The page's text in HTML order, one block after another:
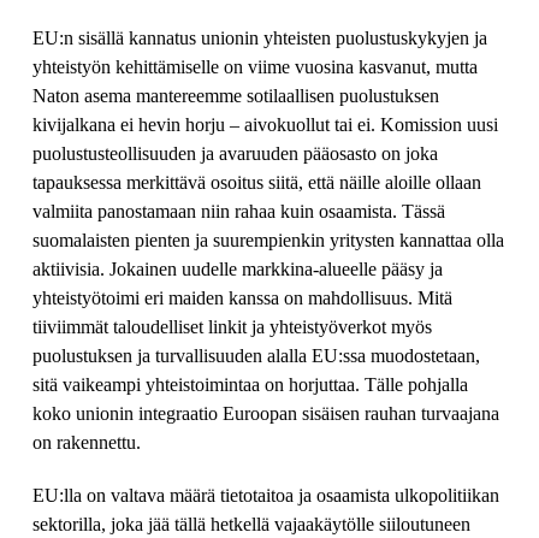
EU:n sisällä kannatus unionin yhteisten puolustuskykyjen ja
yhteistyön kehittämiselle on viime vuosina kasvanut, mutta
Naton asema mantereemme sotilaallisen puolustuksen
kivijalkana ei hevin horju – aivokuollut tai ei. Komission uusi
puolustusteollisuuden ja avaruuden pääosasto on joka
tapauksessa merkittävä osoitus siitä, että näille aloille ollaan
valmiita panostamaan niin rahaa kuin osaamista. Tässä
suomalaisten pienten ja suurempienkin yritysten kannattaa olla
aktiivisia. Jokainen uudelle markkina-alueelle pääsy ja
yhteistyötoimi eri maiden kanssa on mahdollisuus. Mitä
tiiviimmät taloudelliset linkit ja yhteistyöverkot myös
puolustuksen ja turvallisuuden alalla EU:ssa muodostetaan,
sitä vaikeampi yhteistoimintaa on horjuttaa. Tälle pohjalla
koko unionin integraatio Euroopan sisäisen rauhan turvaajana
on rakennettu.
EU:lla on valtava määrä tietotaitoa ja osaamista ulkopolitiikan
sektorilla, joka jää tällä hetkellä vajaakäytölle siiloutuneen